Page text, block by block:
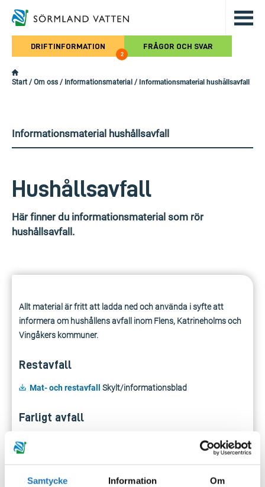
Samtycke Information Om
Hoppa till det huvudsakliga
DRIFTINFORMATION
2
FRÅGOR OCH SVAR
Start / Om oss / Informationsmaterial / Informationsmaterial hushållsavfall
Informationsmaterial hushållsavfall
Hushållsavfall
Här finner du informationsmaterial som rör
hushållsavfall.
Allt material är fritt att ladda ned och använda i syfte att
informera om hushållens avfall inom Flens, Katrineholms och
Vingåkers kommuner.
Restavfall
Mat- och restavfall Skylt/informationsblad
Farligt avfall
Sortera och lämna farligt avfall från ditt hushållFolder